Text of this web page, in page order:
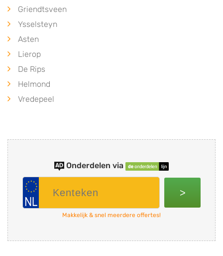
Griendtsveen
Ysselsteyn
Asten
Lierop
De Rips
Helmond
Vredepeel
Onderdelen via
>
Makkelijk & snel meerdere offertes!